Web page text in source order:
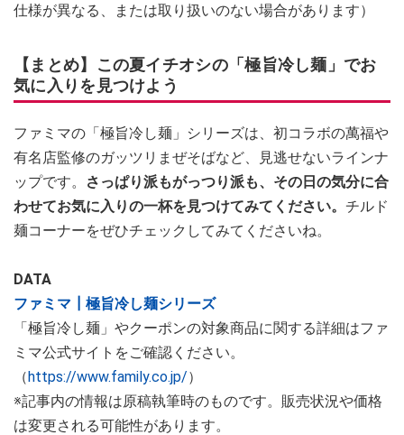
仕様が異なる、または取り扱いのない場合があります）
【まとめ】この夏イチオシの「極旨冷し麺」でお
気に入りを見つけよう
ファミマの「極旨冷し麺」シリーズは、初コラボの萬福や
有名店監修のガッツリまぜそばなど、見逃せないラインナ
ップです。
さっぱり派もがっつり派も、その日の気分に合
わせてお気に入りの一杯を見つけてみてください。 チルド
麺コーナーをぜひチェックしてみてくださいね。
DATA
ファミマ┃極旨冷し麺シリーズ
「極旨冷し麺」やクーポンの対象商品に関する詳細はファ
ミマ公式サイトをご確認ください。
（https://www.family.co.jp/）
※記事内の情報は原稿執筆時のものです。販売状況や価格
は変更される可能性があります。